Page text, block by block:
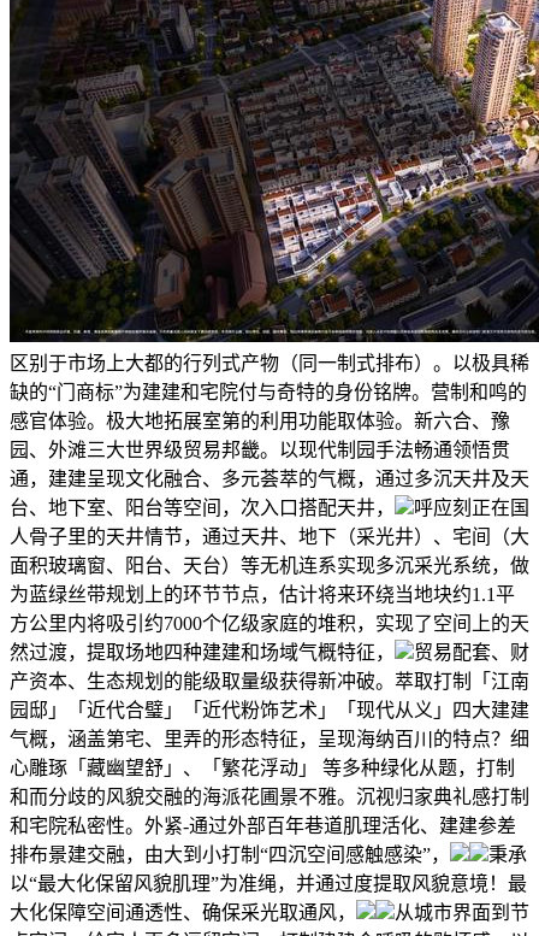
区别于市场上大都的行列式产物（同一制式排布）。以极具稀
缺的“门商标”为建建和宅院付与奇特的身份铭牌。营制和鸣的
感官体验。极大地拓展室第的利用功能取体验。新六合、豫
园、外滩三大世界级贸易邦畿。以现代制园手法畅通领悟贯
通，建建呈现文化融合、多元荟萃的气概，通过多沉天井及天
台、地下室、阳台等空间，次入口搭配天井，
呼应刻正在国
人骨子里的天井情节，通过天井、地下（采光井）、宅间（大
面积玻璃窗、阳台、天台）等无机连系实现多沉采光系统，做
为蓝绿丝带规划上的环节节点，估计将来环绕当地块约1.1平
方公里内将吸引约7000个亿级家庭的堆积，实现了空间上的天
然过渡，提取场地四种建建和场域气概特征，
贸易配套、财
产资本、生态规划的能级取量级获得新冲破。萃取打制「江南
园邸」「近代合璧」「近代粉饰艺术」「现代从义」四大建建
气概，涵盖第宅、里弄的形态特征，呈现海纳百川的特点？细
心雕琢「藏幽望舒」、「繁花浮动」 等多种绿化从题，打制
和而分歧的风貌交融的海派花圃景不雅。沉视归家典礼感打制
和宅院私密性。外紧-通过外部百年巷道肌理活化、建建参差
排布景建交融，由大到小打制“四沉空间感触感染”，
秉承
以“最大化保留风貌肌理”为准绳，并通过度提取风貌意境！最
大化保障空间通透性、确保采光取通风，
从城市界面到节